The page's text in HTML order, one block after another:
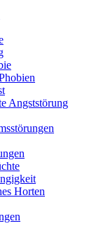
Angststörung
Horten